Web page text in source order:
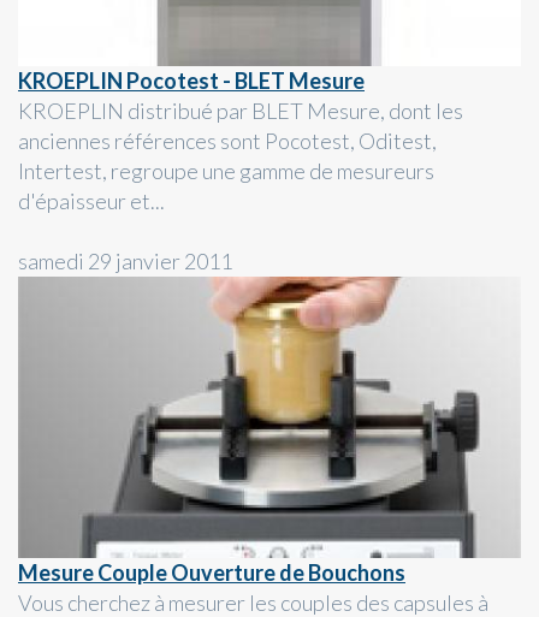
KROEPLIN Pocotest - BLET Mesure
KROEPLIN distribué par BLET Mesure, dont les
anciennes références sont Pocotest, Oditest,
Intertest, regroupe une gamme de mesureurs
d'épaisseur et...
samedi 29 janvier 2011
Mesure Couple Ouverture de Bouchons
Vous cherchez à mesurer les couples des capsules à